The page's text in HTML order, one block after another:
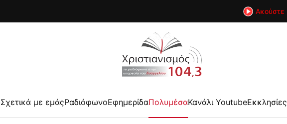
Ακούστε
Σχετικά με εμάςΡαδιόφωνοΕφημερίδαΠολυμέσαΚανάλι YoutubeΕκκλησίες